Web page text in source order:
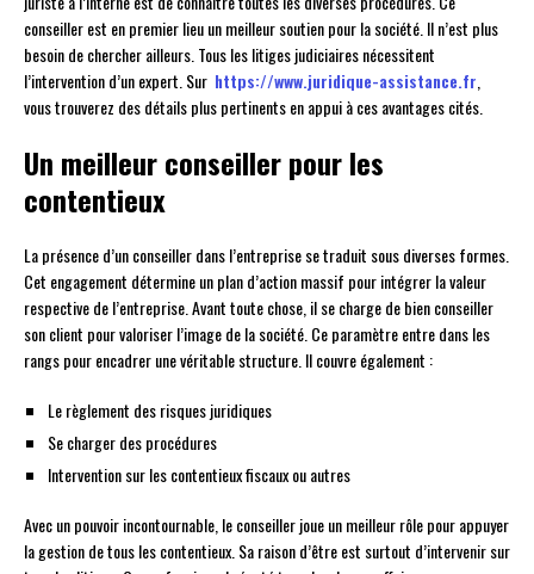
conseiller est en premier lieu un meilleur soutien pour la société. Il n’est plus
besoin de chercher ailleurs. Tous les litiges judiciaires nécessitent
l’intervention d’un expert. Sur https://www.juridique-assistance.fr
vous trouverez des détails plus pertinents en appui à ces avantages cités.
Un meilleur conseiller pour les
contentieux
La présence d’un conseiller dans l’entreprise se traduit sous diverses formes.
Cet engagement détermine un plan d’action massif pour intégrer la valeur
respective de l’entreprise. Avant toute chose, il se charge de bien conseiller
son client pour valoriser l’image de la société. Ce paramètre entre dans les
rangs pour encadrer une véritable structure. Il couvre également :
Le règlement des risques juridiques
Se charger des procédures
Intervention sur les contentieux fiscaux ou autres
Avec un pouvoir incontournable, le conseiller joue un meilleur rôle pour appuyer
la gestion de tous les contentieux. Sa raison d’être est surtout d’intervenir sur